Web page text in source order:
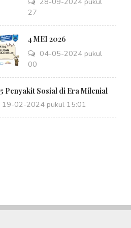
14:27
4 MEI 2026
04-05-2024 pukul
08:00
5 Penyakit Sosial di Era Milenial
19-02-2024 pukul 15:01